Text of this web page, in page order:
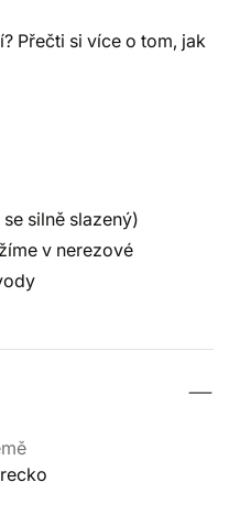
Přečti si více o tom, jak
silně slazený)
v nerezové